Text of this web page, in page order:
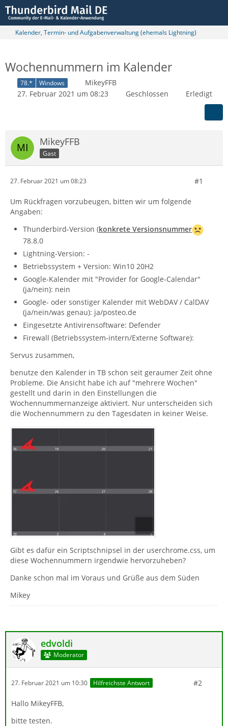
Kalender, Termin- und Aufgabenverwaltung (ehemals Lightning)
Wochennummern im Kalender
78.* Windows
MikeyFFB
27. Februar 2021 um 08:23
Geschlossen Erledigt
MikeyFFB
Gast
27. Februar 2021 um 08:23 #1
Um Rückfragen vorzubeugen, bitten wir um folgende
Angaben:
Thunderbird-Version (konkrete Versionsnummer
78.8.0
Lightning-Version: -
Betriebssystem + Version: Win10 20H2
Google-Kalender mit "Provider for Google-Calendar"
(ja/nein): nein
Google- oder sonstiger Kalender mit WebDAV / CalDAV
(ja/nein/was genau): ja/posteo.de
Eingesetzte Antivirensoftware: Defender
Firewall (Betriebssystem-intern/Externe Software):
Servus zusammen,
benutze den Kalender in TB schon seit geraumer Zeit ohne
Probleme. Die Ansicht habe ich auf "mehrere Wochen"
gestellt und darin in den Einstellungen die
Wochennummernanzeige aktiviert. Nur unterscheiden sich
die Wochennummern zu den Tagesdaten in keiner Weise.
Gibt es dafür ein Scriptschnipsel in der userchrome.css, um
diese Wochennummern irgendwie hervorzuheben?
Danke schon mal im Voraus und Grüße aus dem Süden
Mikey
edvoldi
Moderator
27. Februar 2021 um 10:30 Hilfreichste Antwort #2
Hallo MikeyFFB,
bitte testen.